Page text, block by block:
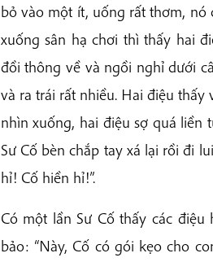
bỏ vào một ít, uống rất thơm, nó
xuống sân hạ chơi thì thấy hai
đồi thông về và ngồi nghỉ dưới
và ra trái rất nhiều. Hai điệu thấy
nhìn xuống, hai điệu sợ quá liền
Sư Cố bèn chắp tay xá lại rồi đi
hỉ! Cố hiền hỉ!”.
Có một lần Sư Cố thấy các
bảo: “Này, Cố có gói kẹo cho